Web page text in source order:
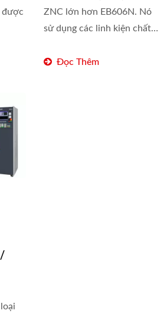
được
ZNC lớn hơn EB606N. Nó
sử dụng các linh kiện chất
Đọc Thêm